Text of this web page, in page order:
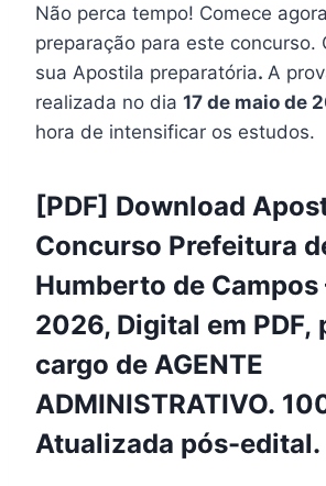
Não perca tempo! Comece
preparação para este concurso.
sua Apostila preparatória. A
realizada no dia 17 de maio de
hora de intensificar os estudos.
[PDF] Download
Concurso Prefeitura
Humberto de Campos
2026, Digital em PDF,
cargo de AGENTE
ADMINISTRATIVO.
Atualizada pós-edital.